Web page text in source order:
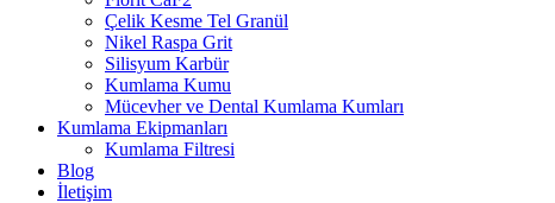
Çelik Kesme Tel Granül
Nikel Raspa Grit
Silisyum Karbür
Kumlama Kumu
Mücevher ve Dental Kumlama Kumları
Kumlama Ekipmanları
Kumlama Filtresi
Blog
İletişim